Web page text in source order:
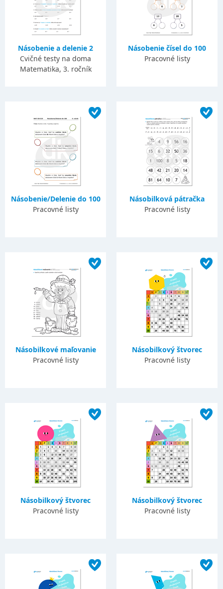
Násobenie a delenie 2
Cvičné testy na doma
Matematika, 3. ročník
Násobenie čísel do 100
Pracovné listy
Násobenie/Delenie do 100
Pracovné listy
Násobilková pátračka
Pracovné listy
Násobilkové maľovanie
Pracovné listy
Násobilkový štvorec
Pracovné listy
Násobilkový štvorec
Pracovné listy
Násobilkový štvorec
Pracovné listy